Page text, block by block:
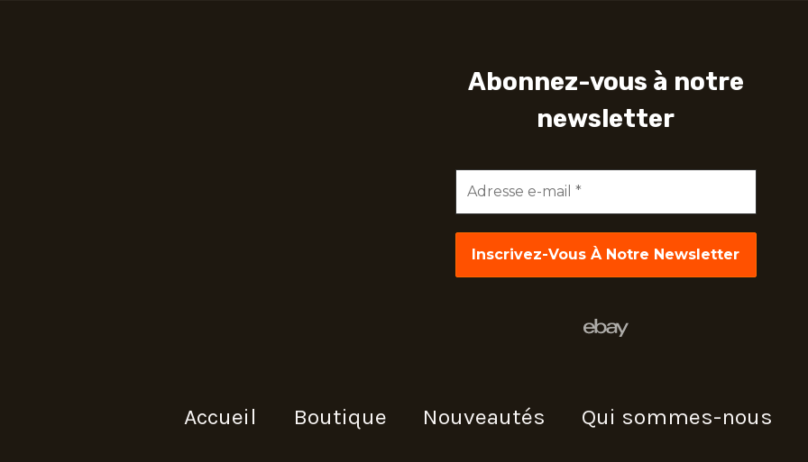
Abonnez-vous à notre
newsletter
mail
Accueil Boutique Nouveautés Qui sommes-nous